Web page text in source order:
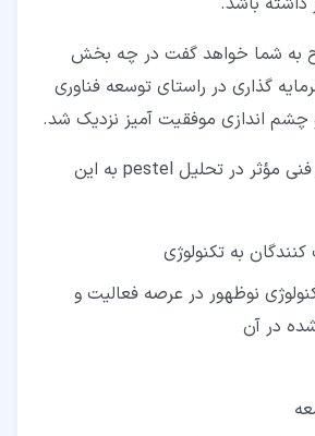
به شما خواهد گفت در چه بخش
گذاری در راستای توسعه فناوری
چشم اندازی موفقیت آمیز نزدیک شد.
برخی از این عوامل فنی مؤثر در تحلیل pestel به این
به تکنولوژی
نوظهور در عرصه فعالیت و
در آن